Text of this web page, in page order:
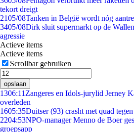
tekort dreigt
2105/08Tanken in België wordt nóg
3405/08Dirk sluit supermarkt op de
agressie
Actieve items
Actieve items
Scrollbar gebruiken
opslaan
1306:11 Zangeres en Idols-jurylid Jerney
overleden
1605:35Duitser (93) crasht met quad
2204:53NPO-manager Menno de Boer
groepsapp